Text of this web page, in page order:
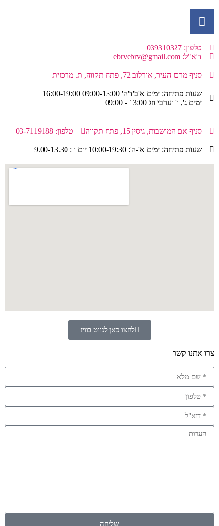
טלפון: 039310327
דוא"ל: ebrvebrv@gmail.com
סניף מרכז העיר, אורלוב 72, פתח תקווה, ת. מרכזית
שעות פתיחה: ימים א'ב'ד'ה' 09:00-13:00 16:00-19:00
ימים ג', ו' וערבי חג 13:00 - 09:00
סניף אם המושבות, גיסין 15, פתח תקווה טלפון: 03-7119188
שעות פתיחה: ימים א'-ה': 10:00-19:30 יום ו : 9.00-13.30
לחצו כאן לנווט בוויז
צרו אתנו קשר
שליחה